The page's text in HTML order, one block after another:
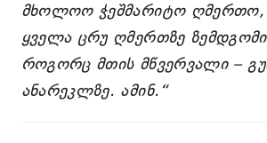
მხოლოო ჭეშმარიტო
ყველა ცრუ ღმერთზე
როგორც მთის მწვერვალი –
ანარეკლზე. ამინ.“